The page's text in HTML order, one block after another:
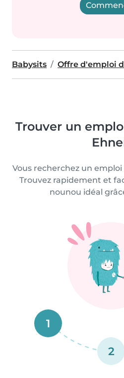
Babysits Offre d'emploi
Trouver un
Vous recherchez un
Trouvez rapidement et
nounou idéal
1
2